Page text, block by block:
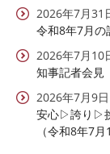
2026年7月31
令和8年7月の
2026年7月10
知事記者会見
2026年7月9日
安心▷誇り▷
（令和8年7月